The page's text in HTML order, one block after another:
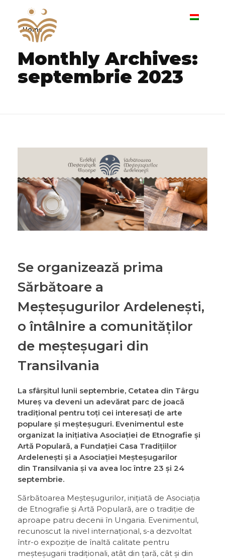
Home
Monthly Archives:
septembrie 2023
Se organizează prima
Sărbătoare a
Meșteșugurilor Ardelenești,
o întâlnire a comunităților
de meșteșugari din
Transilvania
La sfârșitul lunii septembrie, Cetatea din Târgu
Mureș va deveni un adevărat parc de joacă
tradițional pentru toți cei interesați de arte
populare și meșteșuguri. Evenimentul este
organizat la inițiativa Asociației de Etnografie și
Artă Populară, a Fundației Casa Tradițiilor
Ardelenești și a Asociației Meșteșugarilor
din Transilvania și va avea loc între 23 și 24
septembrie.
Sărbătoarea Meșteșugurilor, inițiată de Asociația
de Etnografie și Artă Populară, are o tradiție de
aproape patru decenii în Ungaria. Evenimentul,
recunoscut la nivel internațional, s-a dezvoltat
într-o expoziție de înaltă calitate pentru
meșteșugarii tradiționali, atât din țară, cât și din